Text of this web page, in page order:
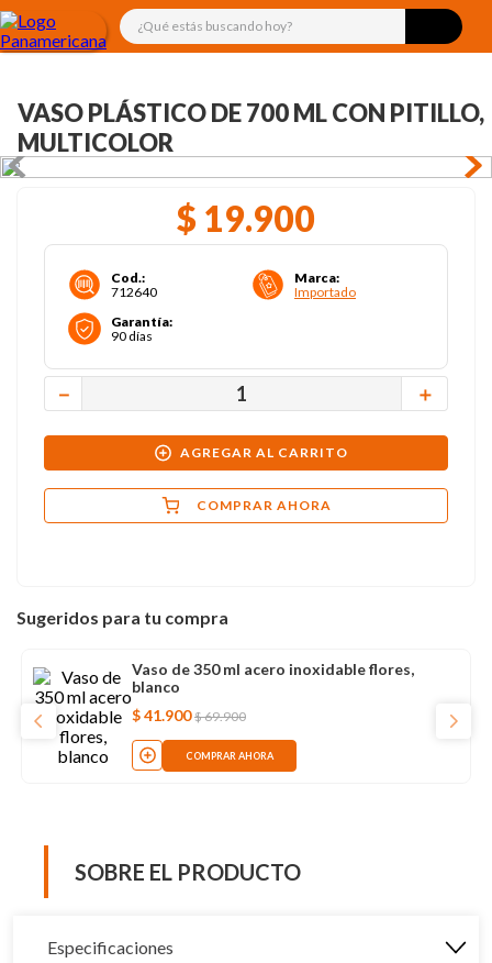
¿Qué estás buscando hoy?
VASO PLÁSTICO DE 700 ML CON PITILLO,
MULTICOLOR
$ 19.900
Cod.:
712640
Marca:
Importado
Garantía:
90 días
＋
－
AGREGAR AL CARRITO
COMPRAR AHORA
Sugeridos para tu compra
Vaso de 350 ml acero inoxidable flores,
blanco
$41.900 $69.900
COMPRAR AHORA
SOBRE EL PRODUCTO
Especificaciones